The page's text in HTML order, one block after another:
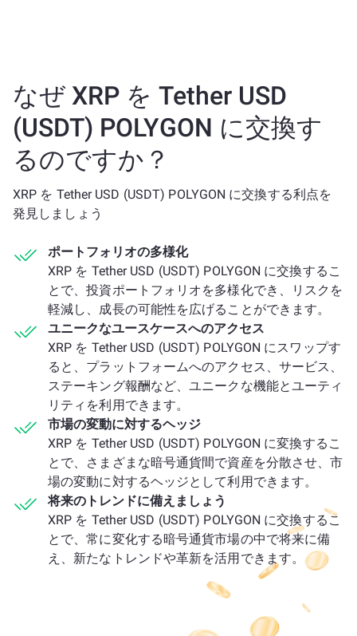
なぜ XRP を Tether USD
(USDT) POLYGON に交換す
るのですか？
XRP を Tether USD (USDT) POLYGON に交換する利点を
発見しましょう
ポートフォリオの多様化
XRP を Tether USD (USDT) POLYGON に交換するこ
とで、投資ポートフォリオを多様化でき、リスクを
軽減し、成長の可能性を広げることができます。
ユニークなユースケースへのアクセス
XRP を Tether USD (USDT) POLYGON にスワップす
ると、プラットフォームへのアクセス、サービス、
ステーキング報酬など、ユニークな機能とユーティ
リティを利用できます。
市場の変動に対するヘッジ
XRP を Tether USD (USDT) POLYGON に変換するこ
とで、さまざまな暗号通貨間で資産を分散させ、市
場の変動に対するヘッジとして利用できます。
将来のトレンドに備えましょう
XRP を Tether USD (USDT) POLYGON に交換するこ
とで、常に変化する暗号通貨市場の中で将来に備
え、新たなトレンドや革新を活用できます。